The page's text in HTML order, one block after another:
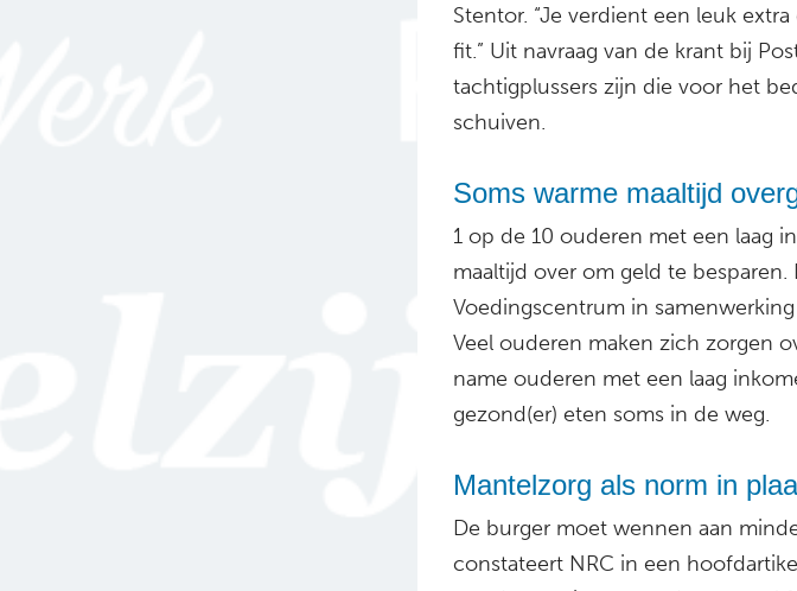
Stentor. “Je verdient een leuk
fit.” Uit navraag van de krant bij
tachtigplussers zijn die voor het
schuiven.
Soms warme maaltijd
1 op de 10 ouderen met een laag
maaltijd over om geld te besparen.
Voedingscentrum in
Veel ouderen maken zich zorgen
name ouderen met een laag
gezond(er) eten soms in de weg.
Mantelzorg als norm in
De burger moet wennen aan
constateert NRC in een